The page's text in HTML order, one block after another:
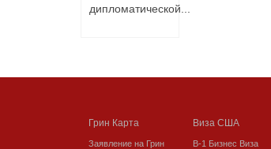
дипломатической...
Грин Карта
Заявление на Грин
Виза США
В-1 Бизнес Виза